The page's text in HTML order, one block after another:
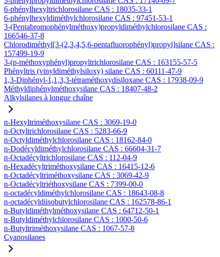
6-phénylhexyltrichlorosilane CAS : 18035-33-1
6-phénylhexyldiméthylchlorosilane CAS : 97451-53-1
3-(Pentabromophénylméthoxy)propyldiméthylchlorosilane CAS :
166546-37-8
Chlorodiméthyl[3-(2,3,4,5,6-pentafluorophényl)propyl]silane CAS :
157499-19-9
3-(p-méthoxyphényl)propyltrichlorosilane CAS : 163155-57-5
Phényltris (vinyldiméthylsiloxy) silane CAS : 60111-47-9
1,3-Diphényl-1,1,3,3-tétraméthoxydisiloxane CAS : 17938-09-9
Méthyldiphénylméthoxysilane CAS : 18407-48-2
Alkylsilanes à longue chaîne
n-Hexyltriméthoxysilane CAS : 3069-19-0
n-Octyltrichlorosilane CAS : 5283-66-9
n-Octyldiméthylchlorosilane CAS : 18162-84-0
n-Dodécyldiméthylchlorosilane CAS : 66604-31-7
n-Octadécyltrichlorosilane CAS : 112-04-9
n-Hexadécyltriméthoxysilane CAS : 16415-12-6
n-Octadécyltriméthoxysilane CAS : 3069-42-9
n-Octadécyltriéthoxysilane CAS : 7399-00-0
n-octadécyldiméthylchlorosilane CAS : 18643-08-8
n-octadécyldiisobutylchlorosilane CAS : 162578-86-1
n-Butyldiméthylméthoxysilane CAS : 64712-50-1
n-Butyldiméthylchlorosilane CAS : 1000-50-6
n-Butyltriméthoxysilane CAS : 1067-57-8
Cyanosilanes